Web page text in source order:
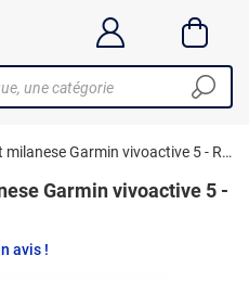
Phonecare Bracelet milanese Garmin vivoactive 5 - Rose or
Garmin vivoactive 5 -
avis !